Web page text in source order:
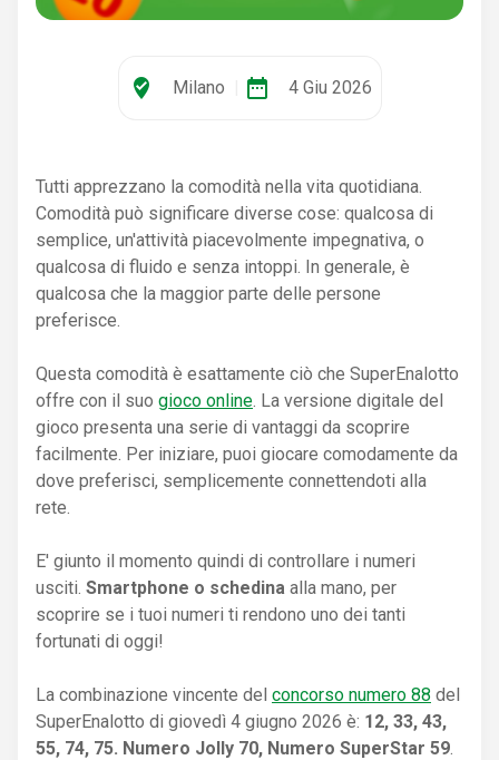
where_to_vote Milano date_range 4 Giu 2026
Tutti apprezzano la comodità nella vita quotidiana.
Comodità può significare diverse cose: qualcosa di
semplice, un'attività piacevolmente impegnativa, o
qualcosa di fluido e senza intoppi. In generale, è
qualcosa che la maggior parte delle persone
preferisce.
Questa comodità è esattamente ciò che SuperEnalotto
offre con il suo gioco online . La versione digitale del
gioco presenta una serie di vantaggi da scoprire
facilmente. Per iniziare, puoi giocare comodamente da
dove preferisci, semplicemente connettendoti alla
rete.
E' giunto il momento quindi di controllare i numeri
usciti. Smartphone o schedina alla mano, per
scoprire se i tuoi numeri ti rendono uno dei tanti
fortunati di oggi!
La combinazione vincente del concorso numero 88 del
SuperEnalotto di giovedì 4 giugno 2026 è: 12, 33, 43,
55, 74, 75. Numero Jolly 70, Numero SuperStar 59